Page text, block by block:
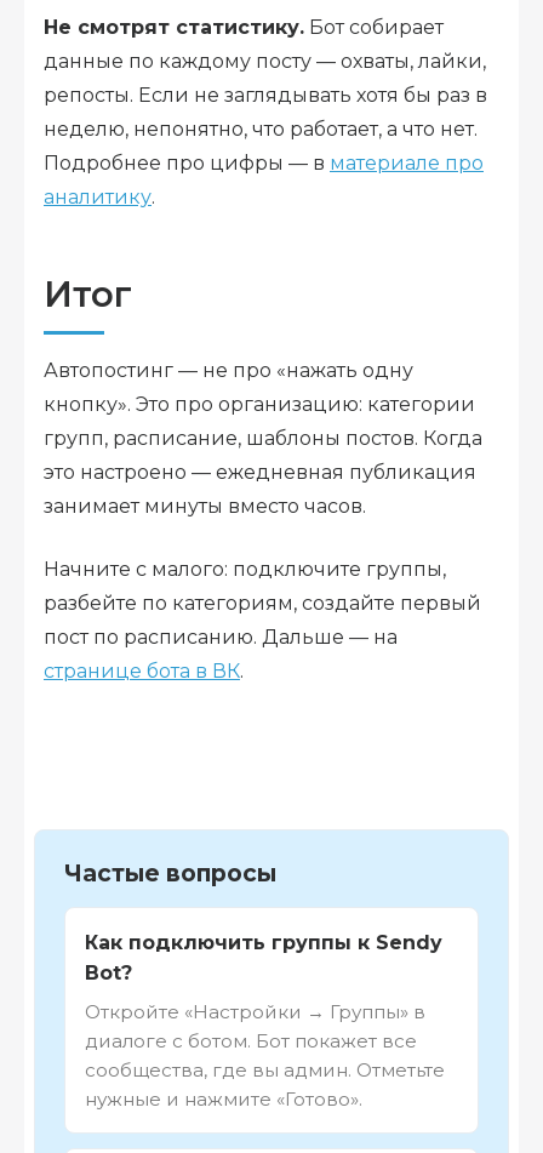
Не смотрят статистику. Бот собирает
данные по каждому посту — охваты, лайки,
репосты. Если не заглядывать хотя бы раз в
неделю, непонятно, что работает, а что нет.
Подробнее про цифры — в материале про
аналитику.
Итог
Автопостинг — не про «нажать одну
кнопку». Это про организацию: категории
групп, расписание, шаблоны постов. Когда
это настроено — ежедневная публикация
занимает минуты вместо часов.
Начните с малого: подключите группы,
разбейте по категориям, создайте первый
пост по расписанию. Дальше — на
странице бота в ВК.
Частые вопросы
Как подключить группы к Sendy
Bot?
Откройте «Настройки → Группы» в
диалоге с ботом. Бот покажет все
сообщества, где вы админ. Отметьте
нужные и нажмите «Готово».